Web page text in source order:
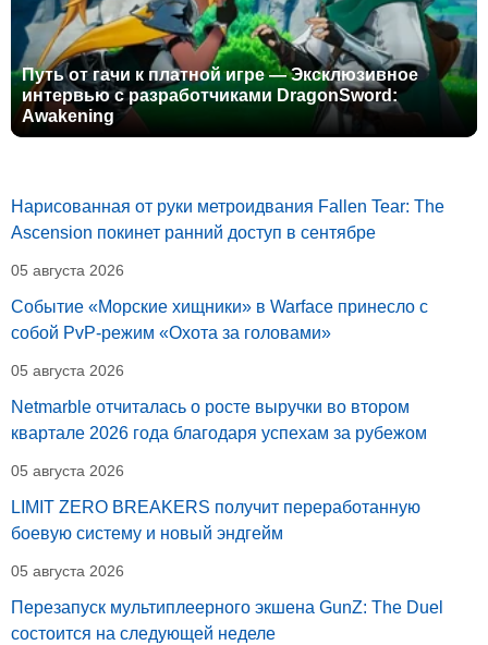
Путь от гачи к платной игре — Эксклюзивное
интервью с разработчиками DragonSword:
Awakening
Нарисованная от руки метроидвания Fallen Tear: The
Ascension покинет ранний доступ в сентябре
05 августа 2026
Событие «Морские хищники» в Warface принесло с
собой PvP-режим «Охота за головами»
05 августа 2026
Netmarble отчиталась о росте выручки во втором
квартале 2026 года благодаря успехам за рубежом
05 августа 2026
LIMIT ZERO BREAKERS получит переработанную
боевую систему и новый эндгейм
05 августа 2026
Перезапуск мультиплеерного экшена GunZ: The Duel
состоится на следующей неделе